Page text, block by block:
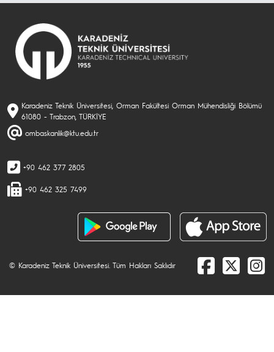
Karadeniz Teknik Üniversitesi, Orman Fakültesi Orman Mühendisliği Bölümü
61080 - Trabzon, TÜRKİYE
ombaskanlik@ktu.edu.tr
+90 462 377 2805
+90 462 325 7499
© Karadeniz Teknik Üniversitesi. Tüm Hakları Saklıdır